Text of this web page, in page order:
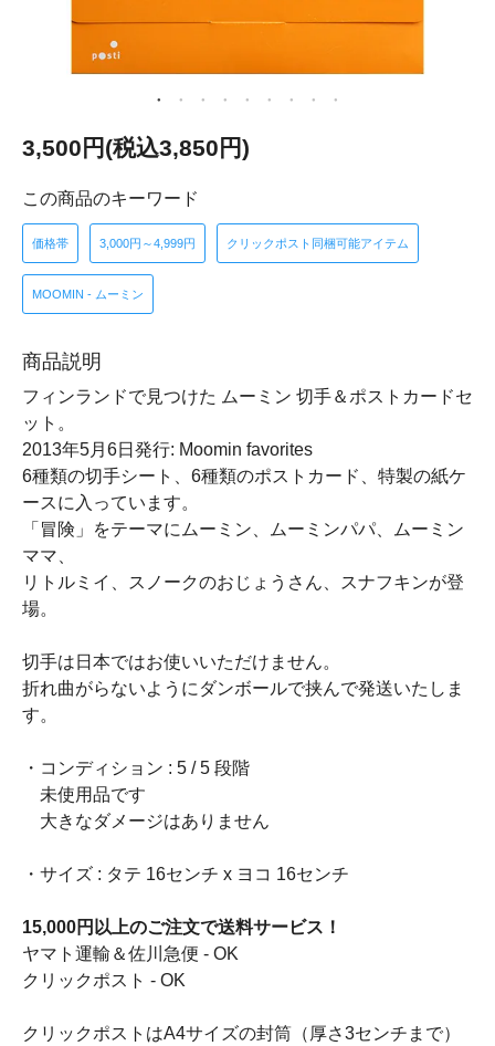
3,500円(税込3,850円)
この商品のキーワード
価格帯 3,000円～4,999円 クリックポスト同梱可能アイテム
MOOMIN - ムーミン
商品説明
フィンランドで見つけた ムーミン 切手＆ポストカードセ
ット。
2013年5月6日発行: Moomin favorites
6種類の切手シート、6種類のポストカード、特製の紙ケ
ースに入っています。
「冒険」をテーマにムーミン、ムーミンパパ、ムーミン
ママ、
リトルミイ、スノークのおじょうさん、スナフキンが登
場。
切手は日本ではお使いいただけません。
折れ曲がらないようにダンボールで挟んで発送いたしま
す。
・コンディション : 5 / 5 段階
未使用品です
大きなダメージはありません
・サイズ : タテ 16センチ x ヨコ 16センチ
15,000円以上のご注文で送料サービス！
ヤマト運輸＆佐川急便 - OK
クリックポスト - OK
クリックポストはA4サイズの封筒（厚さ3センチまで）